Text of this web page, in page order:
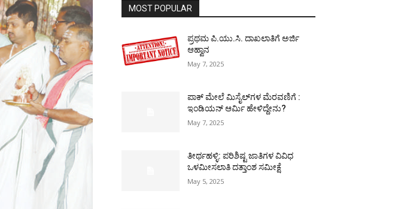
MOST POPULAR
ಪ್ರಥಮ ಪಿ.ಯು.ಸಿ. ದಾಖಲಾತಿಗೆ ಅರ್ಜಿ
ಆಹ್ವಾನ
May 7, 2025
ಪಾಕ್​ ಮೇಲೆ ಮಿಸೈಲ್​ಗಳ ಮೆರವಣಿಗೆ :
ಇಂಡಿಯನ್ ಆರ್ಮಿ ಹೇಳಿದ್ದೇನು?
May 7, 2025
ತೀರ್ಥಹಳ್ಳಿ: ಪರಿಶಿಷ್ಟ ಜಾತಿಗಳ ವಿವಿಧ
ಒಳಮೀಸಲಾತಿ ದತ್ತಾಂಶ ಸಮೀಕ್ಷೆ
May 5, 2025